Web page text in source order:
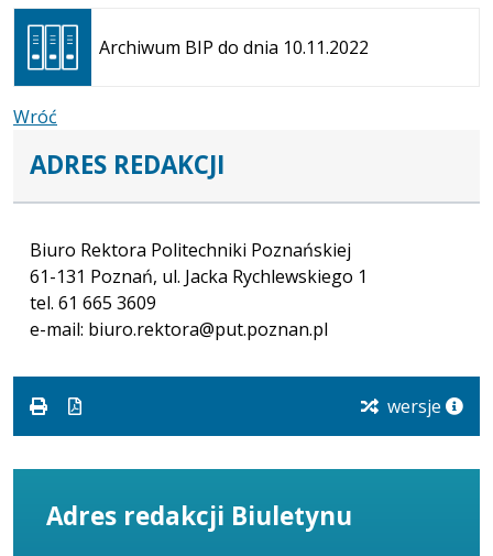
Archiwum BIP do dnia 10.11.2022
Otwiera
się w
nowej
karcie
Wróć
ADRES REDAKCJI
Biuro Rektora Politechniki Poznańskiej
61-131 Poznań, ul. Jacka Rychlewskiego 1
tel. 61 665 3609
e-mail: biuro.rektora@put.poznan.pl
wersje
Adres redakcji Biuletynu